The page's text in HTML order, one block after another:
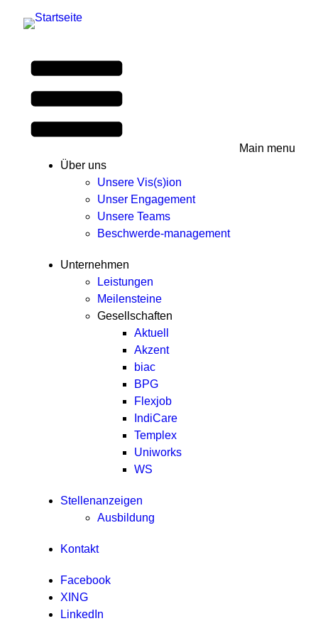
Main menu
Über uns
Unsere Vis(s)ion
Unser Engagement
Unsere Teams
Beschwerde-management
Unternehmen
Leistungen
Meilensteine
Gesellschaften
Aktuell
Akzent
biac
BPG
Flexjob
IndiCare
Templex
Uniworks
WS
Stellenanzeigen
Ausbildung
Kontakt
Facebook
XING
LinkedIn